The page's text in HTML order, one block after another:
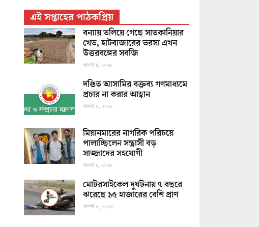
এই সপ্তাহের পাঠকপ্রিয়
বন্যায় তলিয়ে গেছে সাতকানিয়ার
খেত, হাটবাজারের ভরসা এখন
উত্তরবঙ্গের সবজি
আগস্ট ৪, ২০২৬
দণ্ডিত আসামির বক্তব্য গণমাধ্যমে
প্রচার না করার আহ্বান
আগস্ট ৫, ২০২৬
মিয়ানমারের নাগরিক পরিচয়ে
পালাচ্ছিলেন সন্ত্রাসী বড়
সাজ্জাদের সহযোগী
আগস্ট ৯, ২০২৬
মোটরসাইকেল দুর্ঘটনায় ৭ বছরে
ঝরেছে ১৫ হাজারের বেশি প্রাণ
আগস্ট ৮, ২০২৬